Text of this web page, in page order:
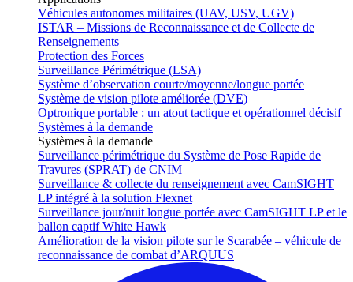
Véhicules autonomes militaires (UAV, USV, UGV)
ISTAR – Missions de Reconnaissance et de Collecte de
Renseignements
Protection des Forces
Surveillance Périmétrique (LSA)
Système d’observation courte/moyenne/longue portée
Système de vision pilote améliorée (DVE)
Optronique portable : un atout tactique et opérationnel décisif
Systèmes à la demande
Systèmes à la demande
Surveillance périmétrique du Système de Pose Rapide de
Travures (SPRAT) de CNIM
Surveillance & collecte du renseignement avec CamSIGHT
LP intégré à la solution Flexnet
Surveillance jour/nuit longue portée avec CamSIGHT LP et le
ballon captif White Hawk
Amélioration de la vision pilote sur le Scarabée – véhicule de
reconnaissance de combat d’ARQUUS